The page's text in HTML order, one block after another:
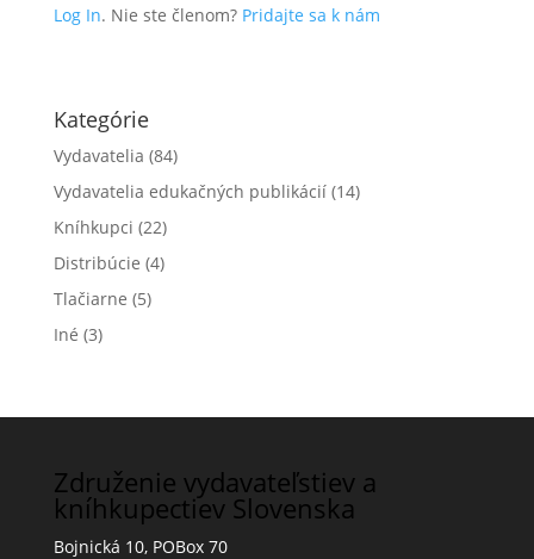
Log In. Nie ste členom? Pridajte sa k nám
Kategórie
Vydavatelia (84)
Vydavatelia edukačných publikácií(14)
Kníhkupci (22)
Distribúcie (4)
Tlačiarne (5)
Iné (3)
Združenie vydavateľstiev a
kníhkupectiev Slovenska
Bojnická 10, POBox 70